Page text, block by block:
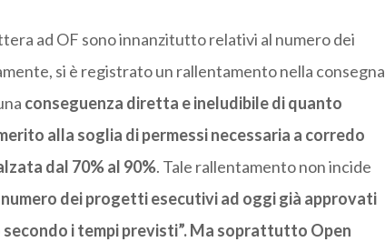
ad OF sono innanzitutto relativi al numero dei
si è registrato un rallentamento nella consegna
conseguenza diretta e ineludibile di quanto
alla soglia di permessi necessaria a corredo
dal 70% al 90%. Tale rallentamento non incide
dei progetti esecutivi ad oggi già approvati
i tempi previsti”. Ma soprattutto Open